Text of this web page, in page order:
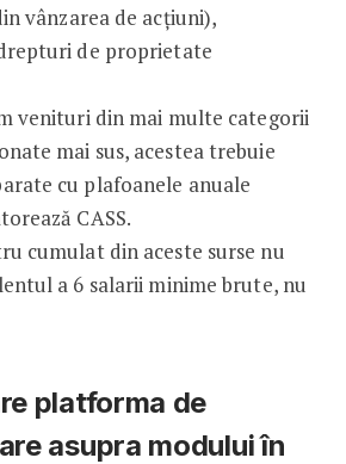
vânzarea de acțiuni),
de proprietate
venituri din mai multe categorii
mai sus, acestea trebuie
cu plafoanele anuale
CASS.
cumulat din aceste surse nu
a 6 salarii minime brute, nu
platforma de
asupra modului în